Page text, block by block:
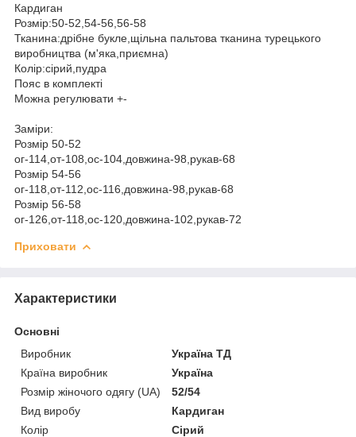
Кардиган
Розмір:50-52,54-56,56-58
Тканина:дрібне букле,щільна пальтова тканина турецького
виробництва (м'яка,приємна)
Колір:сірий,пудра
Пояс в комплекті
Можна регулювати +-
Заміри:
Розмір 50-52
ог-114,от-108,ос-104,довжина-98,рукав-68
Розмір 54-56
ог-118,от-112,ос-116,довжина-98,рукав-68
Розмір 56-58
ог-126,от-118,ос-120,довжина-102,рукав-72
Приховати
Характеристики
Основні
Виробник
Україна ТД
Країна виробник
Україна
Розмір жіночого одягу (UA)
52/54
Вид виробу
Кардиган
Колір
Сірий